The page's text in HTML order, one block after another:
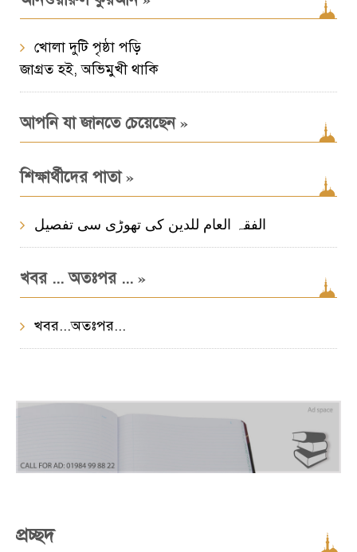
খোলা দুটি পৃষ্ঠা পড়ি
জাগ্রত হই, অভিমুখী থাকি
আপনি যা জানতে চেয়েছেন »
শিক্ষার্থীদের পাতা»
الفقہ العام للدین کی تھوڑی سی تفصیل
খবর ... অতঃপর ... »
খবর...অতঃপর...
প্রচ্ছদ